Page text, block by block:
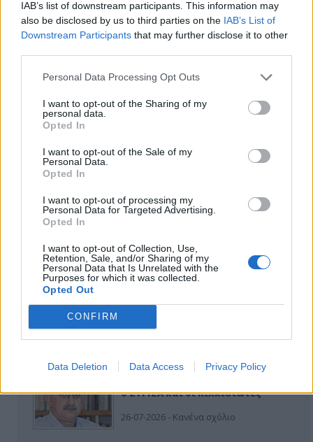
IAB’s list of downstream participants. This information may
also be disclosed by us to third parties on the IAB’s List of
Downstream Participants that may further disclose it to other
Personal Data Processing Opt Outs
I want to opt-out of the Sharing of my
personal data.
Opted In
I want to opt-out of the Sale of my
Personal Data.
Opted In
I want to opt-out of processing my
Personal Data for Targeted Advertising.
Opted In
I want to opt-out of Collection, Use,
Retention, Sale, and/or Sharing of my
Personal Data that Is Unrelated with the
Purposes for which it was collected.
Opted Out
CONFIRM
Data Deletion Data Access Privacy Policy
Ειδήσεις 5-8-2026
ΑΠΟΨΕΙΣ
ο ΣΥΡΙΖΑ και οι Κιλκισιώτες
26-07-2026 - Κανένα σχόλιο